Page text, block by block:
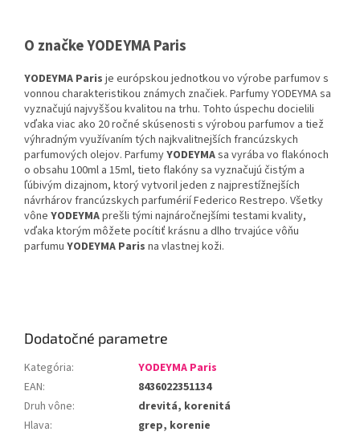
O značke YODEYMA Paris
YODEYMA Paris je európskou jednotkou vo výrobe parfumov s
vonnou charakteristikou známych značiek. Parfumy YODEYMA sa
vyznačujú najvyššou kvalitou na trhu. Tohto úspechu docielili
vďaka viac ako 20 ročné skúsenosti s výrobou parfumov a tiež
výhradným využívaním tých najkvalitnejších francúzskych
parfumových olejov. ParfumyYODEYMAsa vyrába vo flakónoch
o obsahu 100ml a 15ml, tieto flakóny sa vyznačujú čistým a
ľúbivým dizajnom, ktorý vytvoril jeden z najprestížnejších
návrhárov francúzskych parfumérií Federico Restrepo. Všetky
vône YODEYMAprešli tými najnáročnejšími testami kvality,
vďaka ktorým môžete pocítiť krásnu a dlho trvajúce vôňu
parfumu YODEYMA Paris na vlastnej koži.
Dodatočné parametre
Kategória:
YODEYMA Paris
EAN:
8436022351134
Druh vône:
drevitá, korenitá
Hlava:
grep, korenie